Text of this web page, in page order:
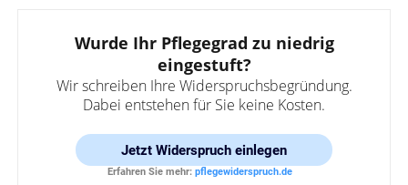
Wurde Ihr Pflegegrad zu niedrig
eingestuft?
Wir schreiben Ihre Widerspruchsbegründung.
Dabei entstehen für Sie keine Kosten.
Jetzt Widerspruch einlegen
Erfahren Sie mehr: pflegewiderspruch.de